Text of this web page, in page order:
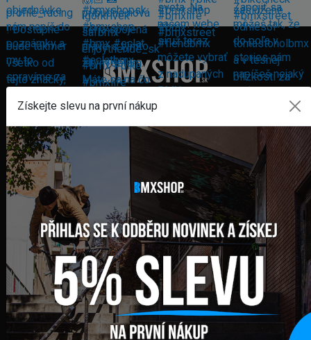
FAKTURAČNÍ ADRESA
Námestie sv. Martina 708/30
082 71 Lipany
+421 948 374 905
info@bmxshop.sk
Podporujeme online platby
DŮLEŽITÉ ODKAZY
PŘIHLÁŠENÍ
REGISTRACE
DODANÍ ZBOŽÍ A PLATBA
Získejte slevu na první nákup